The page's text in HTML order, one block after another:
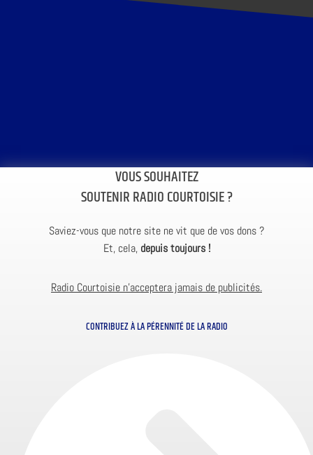
VOUS SOUHAITEZ
SOUTENIR RADIO COURTOISIE ?
Saviez-vous que notre site ne vit que de vos dons ?
Et, cela, depuis toujours !
Radio Courtoisie n’acceptera jamais de publicités.
CONTRIBUEZ À LA PÉRENNITÉ DE LA RADIO